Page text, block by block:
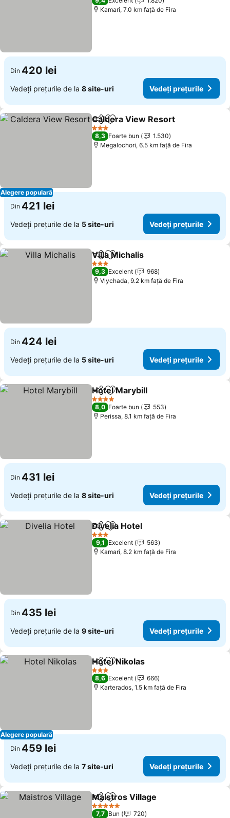
Kamari, 7.0 km faţă de Fira
Din 420 lei
Vedeți prețurile de la 8 site-uri Vedeți prețurile
Alegere populară
DistribuițiAdăugaţi la favorite
Caldera View Resort
3 Stele
8,3 Foarte bun
1.530
Megalochori, 6.5 km faţă de Fira
Din 421 lei
Vedeți prețurile de la 5 site-uri Vedeți prețurile
DistribuițiAdăugaţi la favorite
Villa Michalis
3 Stele
9,3 Excelent
968
Vlychada, 9.2 km faţă de Fira
Din 424 lei
Vedeți prețurile de la 5 site-uri Vedeți prețurile
DistribuițiAdăugaţi la favorite
Hotel Marybill
4 Stele
8,0 Foarte bun
553
Perissa, 8.1 km faţă de Fira
Din 431 lei
Vedeți prețurile de la 8 site-uri Vedeți prețurile
DistribuițiAdăugaţi la favorite
Divelia Hotel
3 Stele
9,1 Excelent
563
Kamari, 8.2 km faţă de Fira
Din 435 lei
Vedeți prețurile de la 9 site-uri Vedeți prețurile
Alegere populară
DistribuițiAdăugaţi la favorite
Hotel Nikolas
3 Stele
8,6 Excelent
666
Karterados, 1.5 km faţă de Fira
Din 459 lei
Vedeți prețurile de la 7 site-uri Vedeți prețurile
DistribuițiAdăugaţi la favorite
Maistros Village
5 Stele
7,7 Bun
720